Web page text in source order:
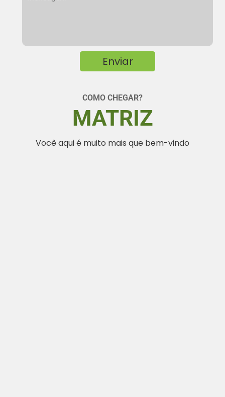
COMO CHEGAR?
MATRIZ
Você aqui é muito mais que bem-vindo